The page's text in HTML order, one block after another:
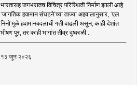
भारतासह जगभरातच विचित्र परिस्थिती निर्माण झाली आहे.
‘जागतिक हवामान संघटने’च्या ताज्या अहवालानुसार, ‘एल
निनो’मुळे हवामानबदलाची गती वाढली असून, काही देशांत
भीषण पूर, तर काही भागांत तीव्र दुष्काळी ..
१३ जून २०२६